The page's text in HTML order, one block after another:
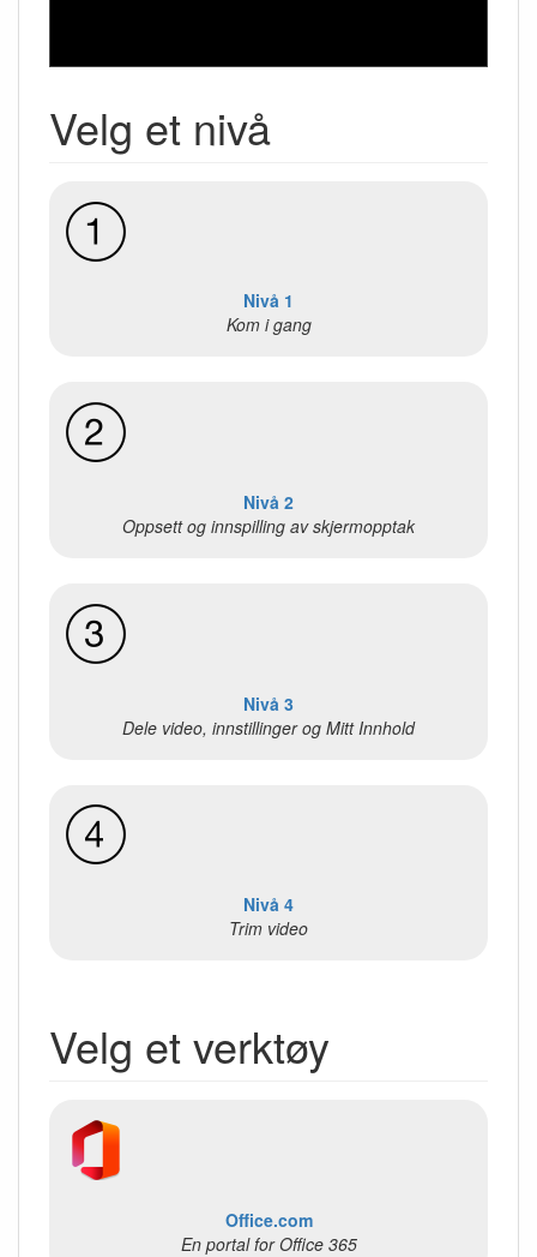
Velg et nivå
Nivå 1
Kom i gang
Nivå 2
Oppsett og innspilling av skjermopptak
Nivå 3
Dele video, innstillinger og Mitt Innhold
Nivå 4
Trim video
Velg et verktøy
Office.com
En portal for Office 365